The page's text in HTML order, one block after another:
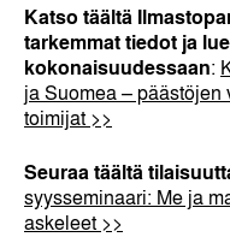
Katso täältä
tarkemmat tiedot ja
kokonaisuudessaan:
ja Suomea –
toimijat >>
Seuraa täältä
syysseminaari: Me ja
askeleet >>